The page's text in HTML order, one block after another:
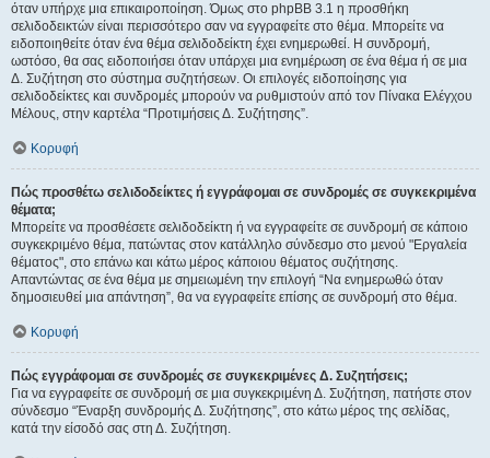
όταν υπήρχε μια επικαιροποίηση. Όμως στο phpBB 3.1 η προσθήκη
σελιδοδεικτών είναι περισσότερο σαν να εγγραφείτε στο θέμα. Μπορείτε να
ειδοποιηθείτε όταν ένα θέμα σελιδοδείκτη έχει ενημερωθεί. Η συνδρομή,
ωστόσο, θα σας ειδοποιήσει όταν υπάρχει μια ενημέρωση σε ένα θέμα ή σε μια
Δ. Συζήτηση στο σύστημα συζητήσεων. Οι επιλογές ειδοποίησης για
σελιδοδείκτες και συνδρομές μπορούν να ρυθμιστούν από τον Πίνακα Ελέγχου
Μέλους, στην καρτέλα “Προτιμήσεις Δ. Συζήτησης”.
Κορυφή
Πώς προσθέτω σελιδοδείκτες ή εγγράφομαι σε συνδρομές σε συγκεκριμένα
θέματα;
Μπορείτε να προσθέσετε σελιδοδείκτη ή να εγγραφείτε σε συνδρομή σε κάποιο
συγκεκριμένο θέμα, πατώντας στον κατάλληλο σύνδεσμο στο μενού "Εργαλεία
θέματος", στο επάνω και κάτω μέρος κάποιου θέματος συζήτησης.
Απαντώντας σε ένα θέμα με σημειωμένη την επιλογή “Να ενημερωθώ όταν
δημοσιευθεί μια απάντηση”, θα να εγγραφείτε επίσης σε συνδρομή στο θέμα.
Κορυφή
Πώς εγγράφομαι σε συνδρομές σε συγκεκριμένες Δ. Συζητήσεις;
Για να εγγραφείτε σε συνδρομή σε μια συγκεκριμένη Δ. Συζήτηση, πατήστε στον
σύνδεσμο “Έναρξη συνδρομής Δ. Συζήτησης”, στο κάτω μέρος της σελίδας,
κατά την είσοδό σας στη Δ. Συζήτηση.